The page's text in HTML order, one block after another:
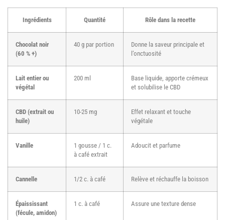
Ingrédients Quantité Rôle dans la recette
Chocolat noir
(60 % +)
40 g par portion
Donne la saveur principale et
l’onctuosité
Lait entier ou
végétal
200 ml
Base liquide, apporte crémeux
et solubilise le CBD
CBD (extrait ou
huile)
10-25 mg
Effet relaxant et touche
végétale
Vanille
1 gousse / 1 c.
à café extrait
Adoucit et parfume
Cannelle 1/2 c. à café Relève et réchauffe la boisson
Épaississant
(fécule, amidon)
1 c. à café Assure une texture dense